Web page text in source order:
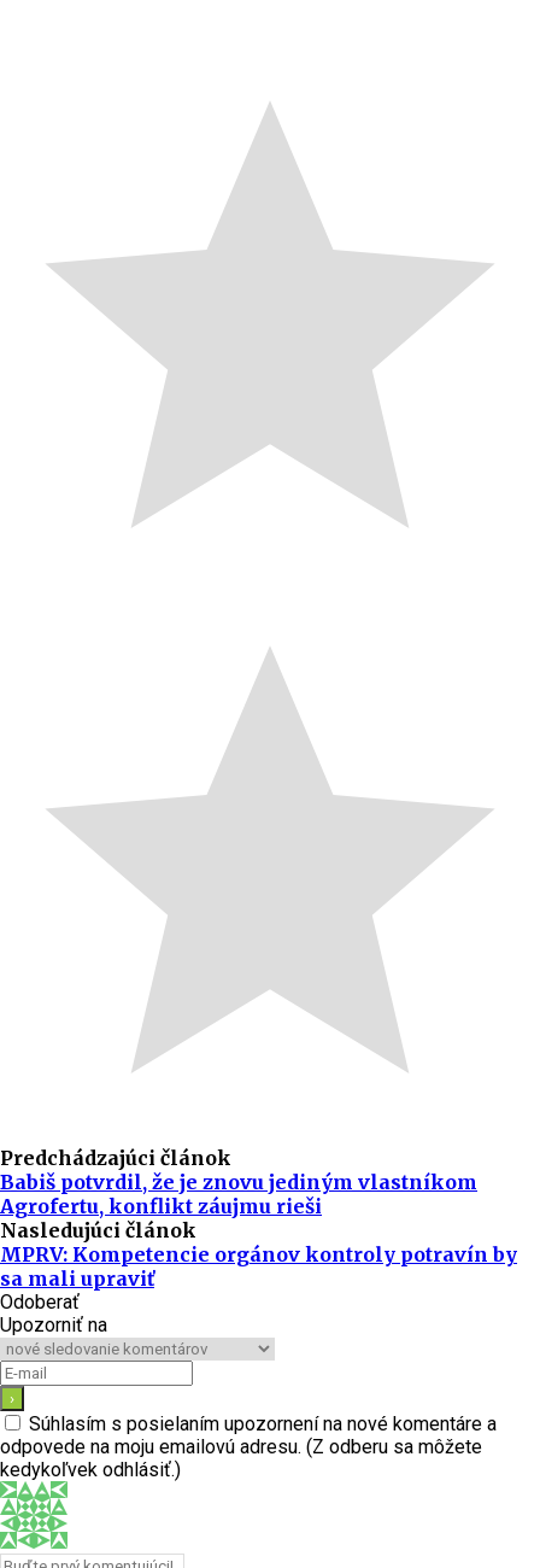
Predchádzajúci článok
Babiš potvrdil, že je znovu jediným vlastníkom
Agrofertu, konflikt záujmu rieši
Nasledujúci článok
MPRV: Kompetencie orgánov kontroly potravín by
sa mali upraviť
Odoberať
Upozorniť na
Súhlasím s posielaním upozornení na nové komentáre a
odpovede na moju emailovú adresu. (Z odberu sa môžete
kedykoľvek odhlásiť.)